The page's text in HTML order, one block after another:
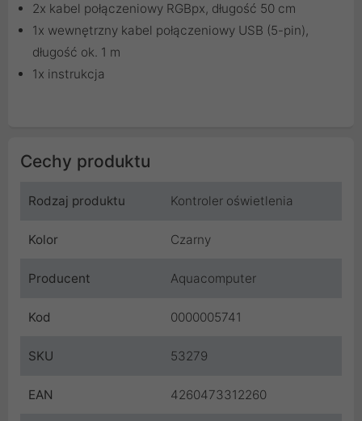
2x kabel połączeniowy RGBpx, długość 50 cm
1x wewnętrzny kabel połączeniowy USB (5-pin),
długość ok. 1 m
1x instrukcja
Cechy produktu
Rodzaj produktu Kontroler oświetlenia
Kolor Czarny
Producent Aquacomputer
Kod 0000005741
SKU 53279
EAN 4260473312260